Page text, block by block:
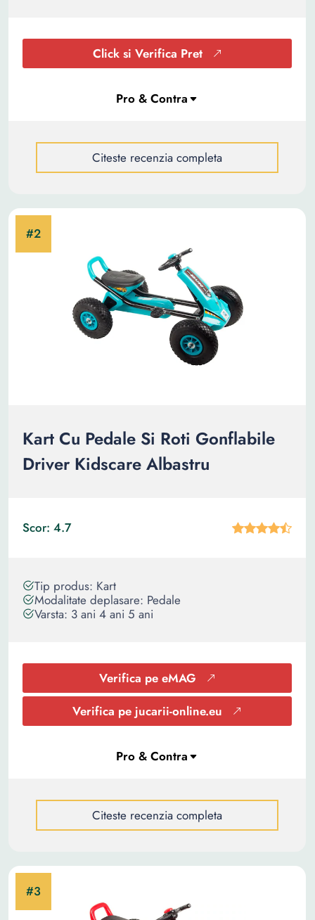
Click si Verifica Pret
Citeste recenzia completa
Kart Cu Pedale Si Roti Gonflabile
Driver Kidscare Albastru
Scor: 4.7
Tip produs: Kart
Modalitate deplasare: Pedale
Varsta: 3 ani 4 ani 5 ani
Verifica pe eMAG
Verifica pe jucarii-online.eu
Citeste recenzia completa